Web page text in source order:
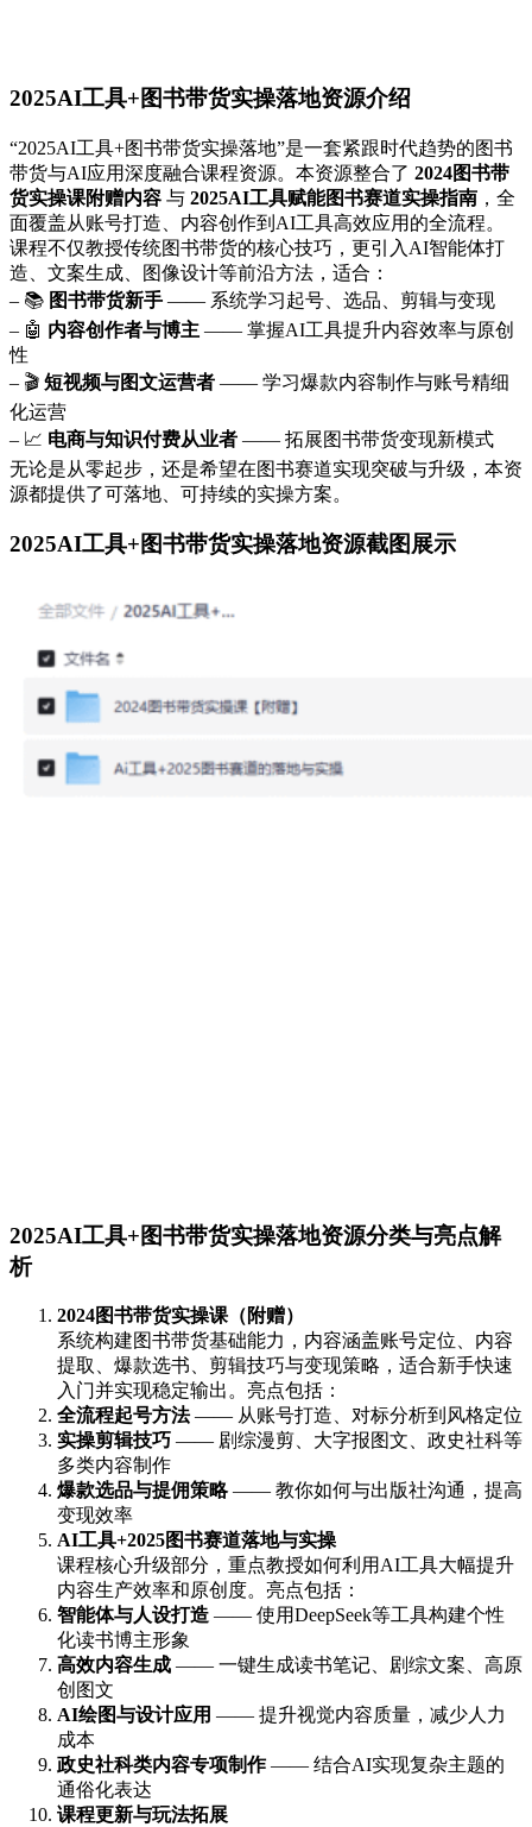
2025AI工具+图书带货实操落地资源介绍
“2025AI工具+图书带货实操落地”是一套紧跟时代趋势的图书
带货与AI应用深度融合课程资源。本资源整合了 2024图书带
货实操课附赠内容 与 2025AI工具赋能图书赛道实操指南 ，全
面覆盖从账号打造、内容创作到AI工具高效应用的全流程。
课程不仅教授传统图书带货的核心技巧，更引入AI智能体打
造、文案生成、图像设计等前沿方法，适合：
– 📚 图书带货新手 —— 系统学习起号、选品、剪辑与变现
– 🤖 内容创作者与博主 —— 掌握AI工具提升内容效率与原创
性
– 🎬 短视频与图文运营者 —— 学习爆款内容制作与账号精细
化运营
– 📈 电商与知识付费从业者 —— 拓展图书带货变现新模式
无论是从零起步，还是希望在图书赛道实现突破与升级，本资
源都提供了可落地、可持续的实操方案。
2025AI工具+图书带货实操落地资源截图展示
2025AI工具+图书带货实操落地资源分类与亮点解
析
2024图书带货实操课（附赠）
系统构建图书带货基础能力，内容涵盖账号定位、内容
提取、爆款选书、剪辑技巧与变现策略，适合新手快速
入门并实现稳定输出。亮点包括：
全流程起号方法—— 从账号打造、对标分析到风格定位
实操剪辑技巧 —— 剧综漫剪、大字报图文、政史社科等
多类内容制作
爆款选品与提佣策略—— 教你如何与出版社沟通，提高
变现效率
AI工具+2025图书赛道落地与实操
课程核心升级部分，重点教授如何利用AI工具大幅提升
内容生产效率和原创度。亮点包括：
智能体与人设打造 —— 使用DeepSeek等工具构建个性
化读书博主形象
高效内容生成 —— 一键生成读书笔记、剧综文案、高原
创图文
AI绘图与设计应用 —— 提升视觉内容质量，减少人力
成本
政史社科类内容专项制作—— 结合AI实现复杂主题的
通俗化表达
课程更新与玩法拓展